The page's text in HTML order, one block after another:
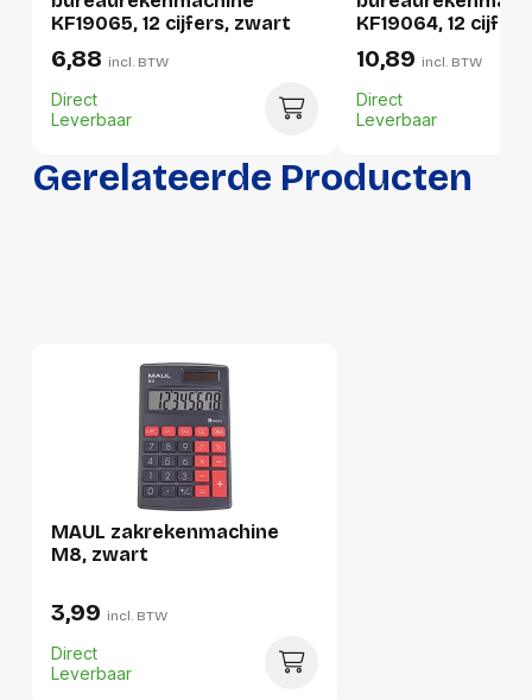
Verpakking
Per stuk
Hoeveelheid:
1 stuk
Hoeveelheid:
Hoogte:
85 millimeter
Gewicht:
Gerelateerde Producten
KF19065, 12 cijfers, zwart
6,88 incl. BTW
Direct
Leverbaar
KF19064, 12
10,89 incl. BTW
Direct
Leverbaar
MAUL zakrekenmachine
M8, zwart
3,99 incl. BTW
Direct
Leverbaar